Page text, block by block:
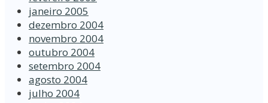
janeiro 2005
dezembro 2004
novembro 2004
outubro 2004
setembro 2004
agosto 2004
julho 2004